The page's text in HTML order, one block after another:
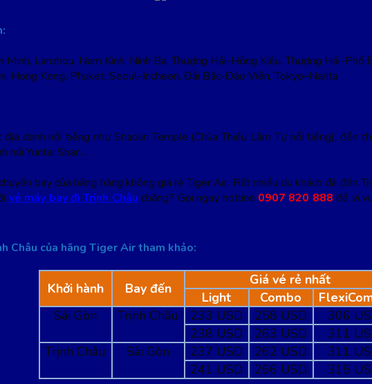
Minh, Lanzhou, Nam Kinh, Ninh Ba, Thượng Hải-Hồng Kiều, Thượng Hải-Phố
Hong Kong, Phuket, Seoul–Incheon, Đài Bắc-Đào Viên, Tokyo–Narita
danh nổi tiếng như Shaolin Temple (Chùa Thiếu Lâm Tự nổi tiếng), đền
núi Yuntai Shan …
bay của hãng hàng không giá rẻ Tiger Air. Rất nhiều du khách đã đến
vé máy bay đi Trịnh Châu chăng? Gọi ngay hotline 0907 820 888 để vi
Châu của hãng Tiger Air tham khảo:
Khởi hành Bay đến
Giá vé rẻ nhất
Light
Combo
Sài Gòn
Trịnh Châu 233 USD 258 USD
306
238 USD
263 USD
311
Trịnh Châu
Sài Gòn 237 USD 262 USD
311
241 USD
266 USD 315